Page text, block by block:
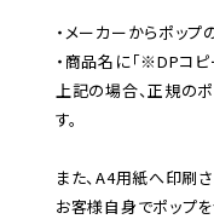
・メーカーからポッ
・商品名に「※DPコ
上記の場合、正規の
す。
また、A4用紙へ印刷
お客様自身でポップを